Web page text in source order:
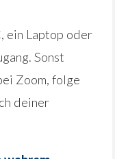
ein Laptop oder
Sonst
Zoom, folge
deiner